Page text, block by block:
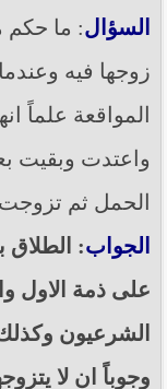
السؤال: ما
زوجها فيه
المواقعة علماً
واعتدت وبقيت
الحمل ثم
الجواب: الطلاق
على ذمة الاول
الشرعيون
وجوباً ان لا